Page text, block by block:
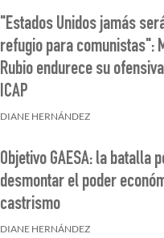
"Estados Unidos jamás
refugio para comunistas":
Rubio endurece su
ICAP
DIANE HERNÁNDEZ
Objetivo GAESA: la batalla
desmontar el poder
castrismo
DIANE HERNÁNDEZ